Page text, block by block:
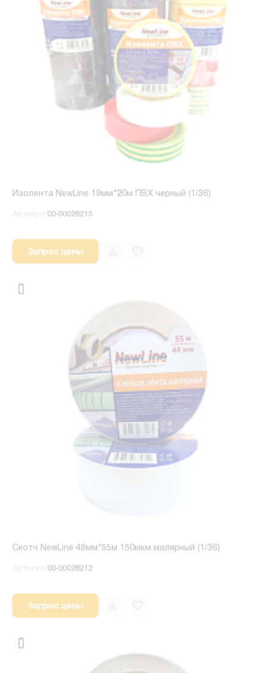
Изолента NewLine 19мм*20м ПВХ черный (1/36)
Артикул 00-00028215
Запрос цены
Скотч NewLine 48мм*55м 150мкм малярный (1/36)
Артикул 00-00028212
Запрос цены